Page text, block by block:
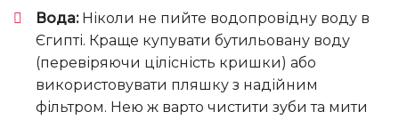
Вода:Ніколи не пийте водопровідну воду в
Єгипті. Краще купувати бутильовану воду
(перевіряючи цілісність кришки) або
використовувати пляшку з надійним
фільтром. Нею ж варто чистити зуби та мити